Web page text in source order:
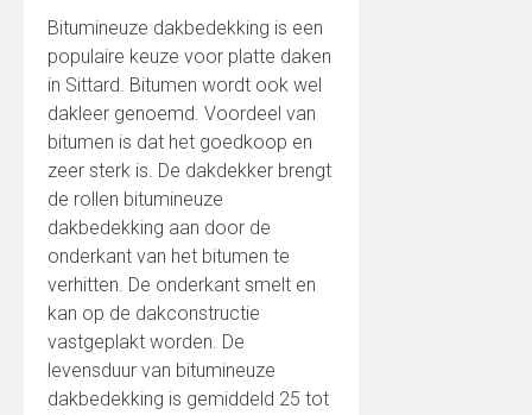
Bitumineuze dakbedekking is een
populaire keuze voor platte daken
in Sittard. Bitumen wordt ook wel
dakleer genoemd. Voordeel van
bitumen is dat het goedkoop en
zeer sterk is. De dakdekker brengt
de rollen bitumineuze
dakbedekking aan door de
onderkant van het bitumen te
verhitten. De onderkant smelt en
kan op de dakconstructie
vastgeplakt worden. De
levensduur van bitumineuze
dakbedekking is gemiddeld 25 tot